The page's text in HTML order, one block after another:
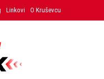
Linkovi O Kruševcu